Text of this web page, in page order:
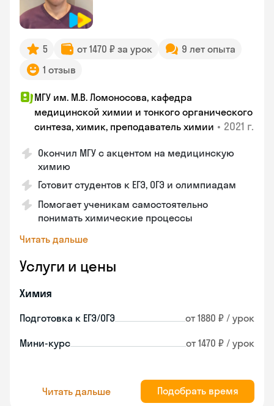
5 от 1470 ₽ за урок
9 лет опыта
1 отзыв
МГУ им. М.В. Ломоносова, кафедра
медицинской химии и тонкого органического
синтеза, химик, преподаватель химии • 2021 г.
Окончил МГУ с акцентом на медицинскую
химию
Готовит студентов к ЕГЭ, ОГЭ и олимпиадам
Помогает ученикам самостоятельно
понимать химические процессы
Читать дальше
Услуги и цены
Химия
Подготовка к ЕГЭ/ОГЭ от 1880 ₽ / урок
Мини-курс от 1470 ₽ / урок
Читать дальше Подобрать время